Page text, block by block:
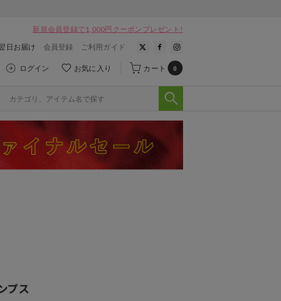
新規会員登録で1,000円クーポンプレゼント!
日お届け
会員登録 ご利用ガイド
ログイン お気に入り カート 0
プス